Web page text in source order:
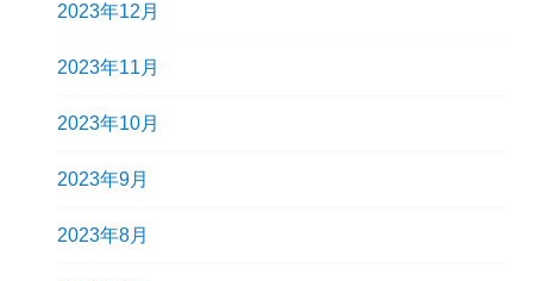
2023年12月
2023年11月
2023年10月
2023年9月
2023年8月